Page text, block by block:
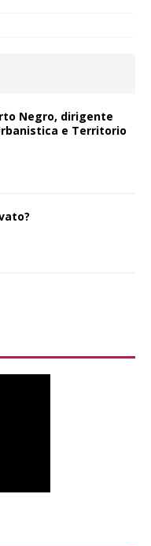
Negro, dirigente
e Territorio